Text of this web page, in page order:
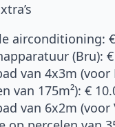
airconditioning:
(Bru):
van 4x3m
van 175m²): €
van 6x2m